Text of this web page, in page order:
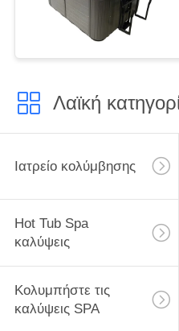
Λαϊκή
Ιατρείο κολύμβησης
Hot Tub Spa
καλύψεις
Κολυμπήστε τις
καλύψεις SPA